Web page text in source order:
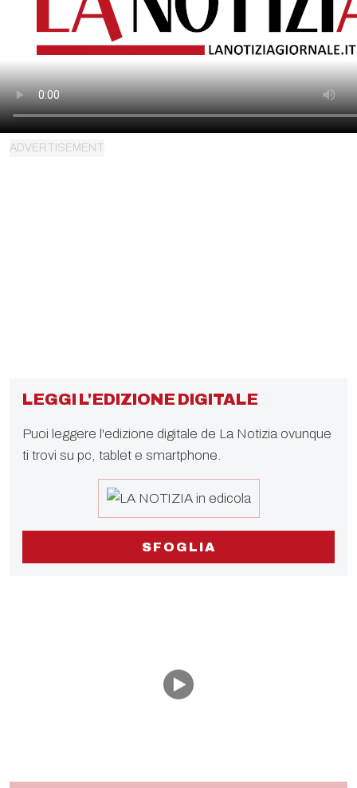
LEGGI L'EDIZIONE DIGITALE
Puoi leggere l'edizione digitale de La Notizia ovunque
ti trovi su pc, tablet e smartphone.
SFOGLIA